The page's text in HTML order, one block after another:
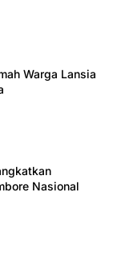
Warga Lansia
Nasional